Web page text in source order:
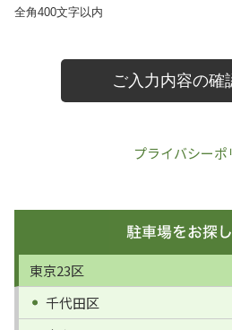
プライバシーポ
東京23区
千代田区